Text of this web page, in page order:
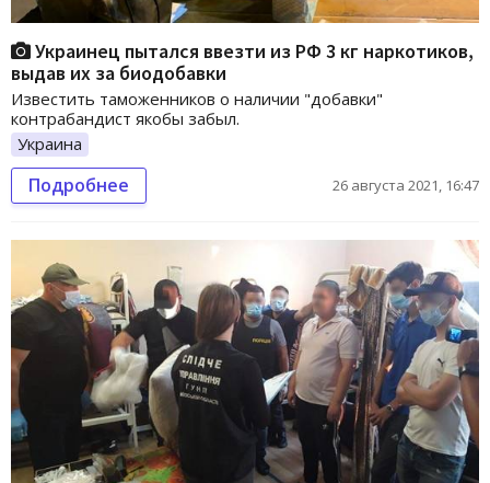
Украинец пытался ввезти из РФ 3 кг наркотиков,
выдав их за биодобавки
Известить таможенников о наличии "добавки"
контрабандист якобы забыл.
Украина
Подробнее 26 августа 2021, 16:47